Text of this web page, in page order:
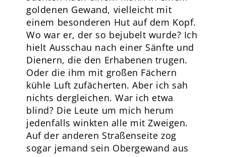
goldenen Gewand, vielleicht mit
einem besonderen Hut auf dem Kopf.
Wo war er, der so bejubelt wurde? Ich
hielt Ausschau nach einer Sänfte und
Dienern, die den Erhabenen trugen.
Oder die ihm mit großen Fächern
kühle Luft zufächerten. Aber ich sah
nichts dergleichen. War ich etwa
blind? Die Leute um mich herum
jedenfalls winkten alle mit Zweigen.
Auf der anderen Straßenseite zog
sogar jemand sein Obergewand aus